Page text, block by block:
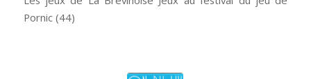
Pornic (44)